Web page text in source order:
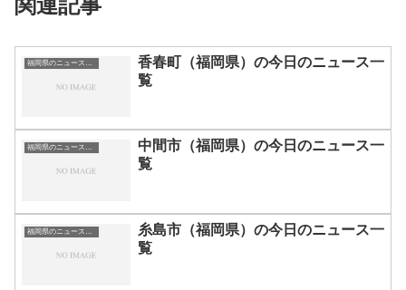
福岡県のニュース一覧
香春町（福岡県）の今日のニュース一
覧
福岡県のニュース一覧
中間市（福岡県）の今日のニュース一
覧
福岡県のニュース一覧
糸島市（福岡県）の今日のニュース一
覧